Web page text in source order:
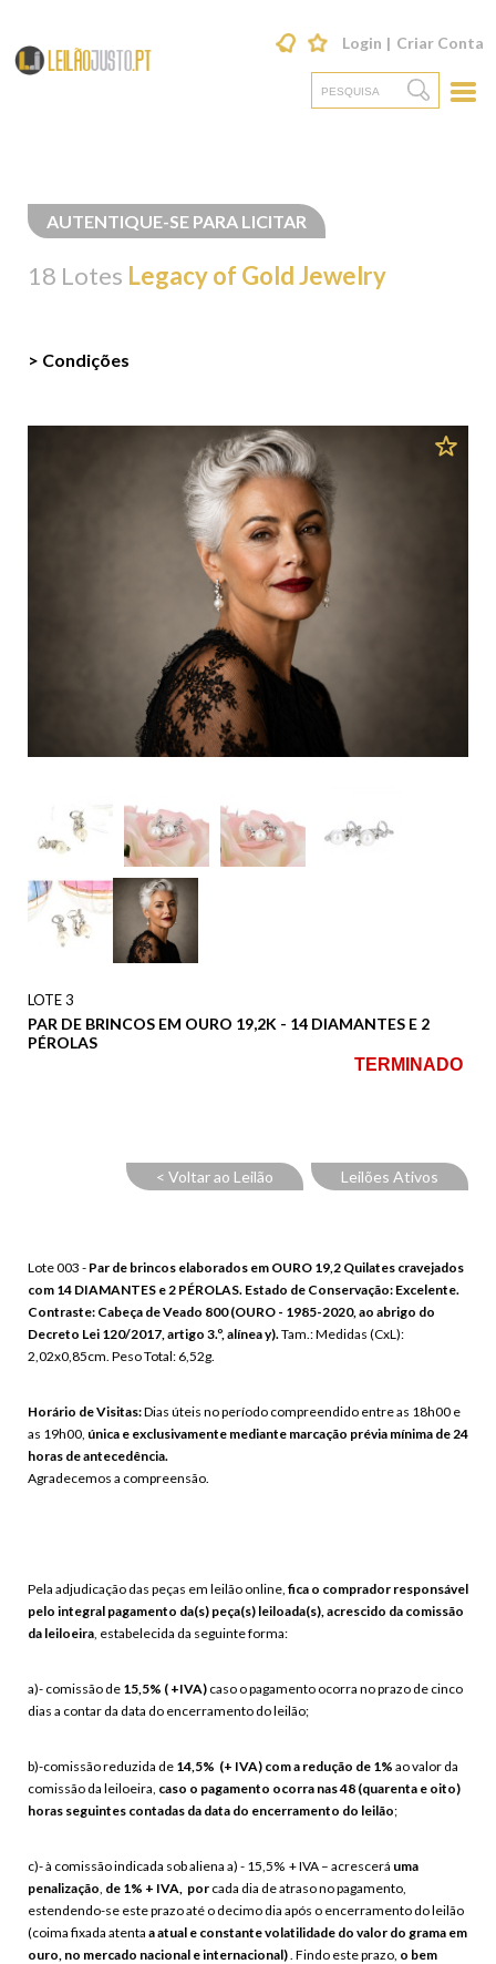
Login Criar Conta
AUTENTIQUE-SE PARA LICITAR
18 Lotes Legacy of Gold Jewelry
> Condições
LOTE 3
PAR DE BRINCOS EM OURO 19,2K - 14 DIAMANTES E 2
PÉROLAS
TERMINADO
< Voltar ao Leilão Leilões Ativos
Lote 003 - Par de brincos elaborados em OURO 19,2 Quilates cravejados
com 14 DIAMANTES e 2 PÉROLAS. Estado de Conservação: Excelente.
Contraste: Cabeça de Veado 800 (OURO - 1985-2020, ao abrigo do
Decreto Lei 120/2017, artigo 3.º, alínea y). Tam.: Medidas (CxL):
2,02x0,85cm. Peso Total: 6,52g.
Horário de Visitas:Dias úteis no período compreendido entre as 18h00 e
as 19h00, única e exclusivamente mediante marcação prévia mínima de 24
horas de antecedência.
Agradecemos a compreensão.
Pela adjudicação das peças em leilão online, fica o comprador responsável
pelo integral pagamento da(s) peça(s) leiloada(s), acrescido da comissão
da leiloeira , estabelecida da seguinte forma:
a)- comissão de 15,5% ( +IVA) caso o pagamento ocorra no prazo de cinco
dias a contar da data do encerramento do leilão;
b)-comissão reduzida de 14,5% (+ IVA) com a redução de 1% ao valor da
comissão da leiloeira, caso o pagamento ocorra nas 48 (quarenta e oito)
horas seguintes contadas da data do encerramento do leilão;
c)- à comissão indicada sob aliena a) - 15,5% + IVA – acrescerá uma
penalização de 1% + IVA, por cada dia de atraso no pagamento
estendendo-se este prazo até o decimo dia após o encerramento do leilão
(coima fixada atenta a atual e constante volatilidade do valor do grama em
ouro, no mercado nacional e internacional) . Findo este prazo, o bem